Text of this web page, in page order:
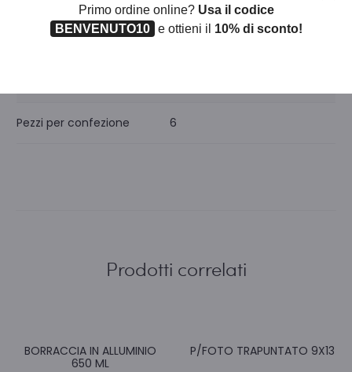
Pezzi per confezione 6
Prodotti correlati
BORRACCIA IN ALLUMINIO
650 ML
P/FOTO TRAPUNTATO 9X13
Primo ordine online? Usa il codice
BENVENUTO10
e ottieni il 10% di sconto!